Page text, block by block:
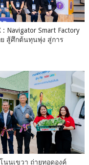
Navigator Smart Factory
ย สู้ศึกต้นทุนพุ่ง สู่การ
นนเขวา ถ่ายทอดองค์